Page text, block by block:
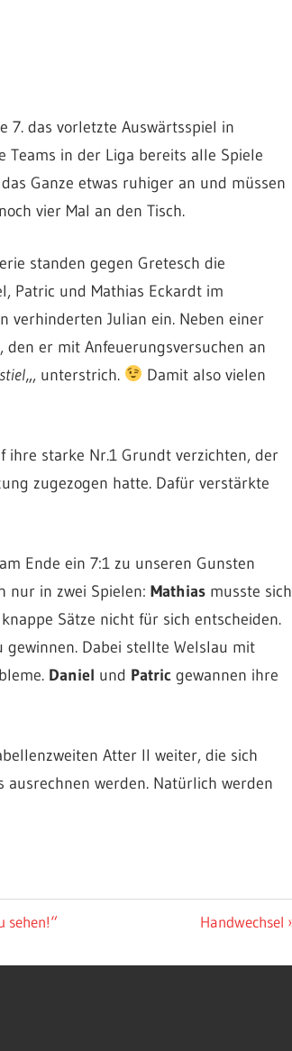
7. das vorletzte Auswärtsspiel in
Teams in der Liga bereits alle Spiele
Ganze etwas ruhiger an und müssen
vier Mal an den Tisch.
standen gegen Gretesch die
Patric und Mathias Eckardt im
verhinderten Julian ein. Neben einer
den er mit Anfeuerungsversuchen an
„, unterstrich.
Damit also vielen
ihre starke Nr.1 Grundt verzichten, der
zugezogen hatte. Dafür verstärkte
Ende ein 7:1 zu unseren Gunsten
nur in zwei Spielen: Mathiasmusste sich
Sätze nicht für sich entscheiden.
Dabei stellte Welslau mit
Daniel und Patricgewannen ihre
Atter II weiter, die sich
werden. Natürlich werden
sehen!“
Nächster
Handwechsel